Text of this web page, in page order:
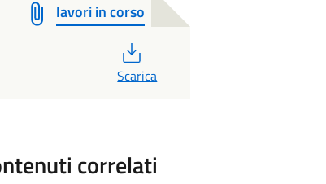
lavori in corso
PDF
Scarica
correlati